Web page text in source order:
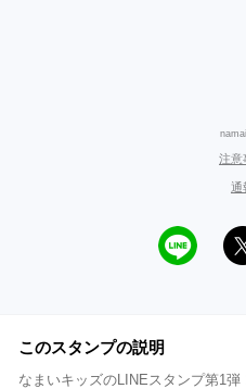
注意
通
このスタンプの説明
なまいキッズのLINEスタンプ第1弾